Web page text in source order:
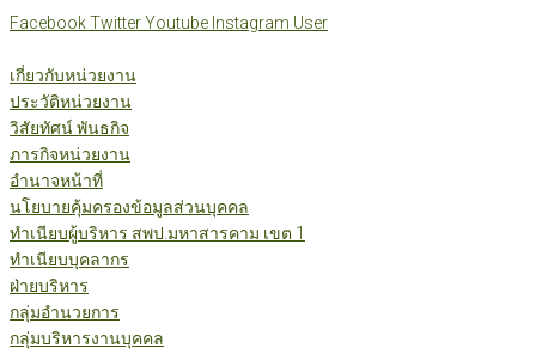
Skip
content
FacebookTwitterYoutube Instagram User
เกี่ยวกับหน่วยงาน
ประวัติหน่วยงาน
วิสัยทัศน์ พันธกิจ
ภารกิจหน่วยงาน
อำนาจหน้าที่
นโยบายคุ้มครองข้อมูลส่วนบุคคล
ทำเนียบผู้บริหาร สพป.มหาสารคาม เขต 1
ทำเนียบบุคลากร
ฝ่ายบริหาร
กลุ่มอำนวยการ
กลุ่มบริหารงานบุคคล